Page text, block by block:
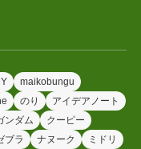
maikobungu
のり
アイデアノート
ンダム
クーピー
ブラ ナヌーク ミドリ